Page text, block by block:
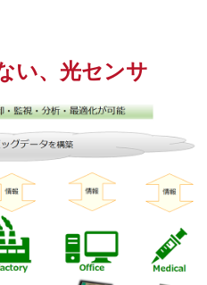
い、光センサ